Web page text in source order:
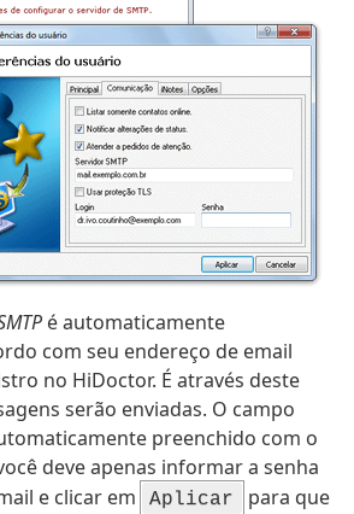
é automaticamente
com seu endereço de email
no HiDoctor. É através deste
serão enviadas. O campo
preenchido com o
deve apenas informar a senha
e clicar em
Aplicar
para que